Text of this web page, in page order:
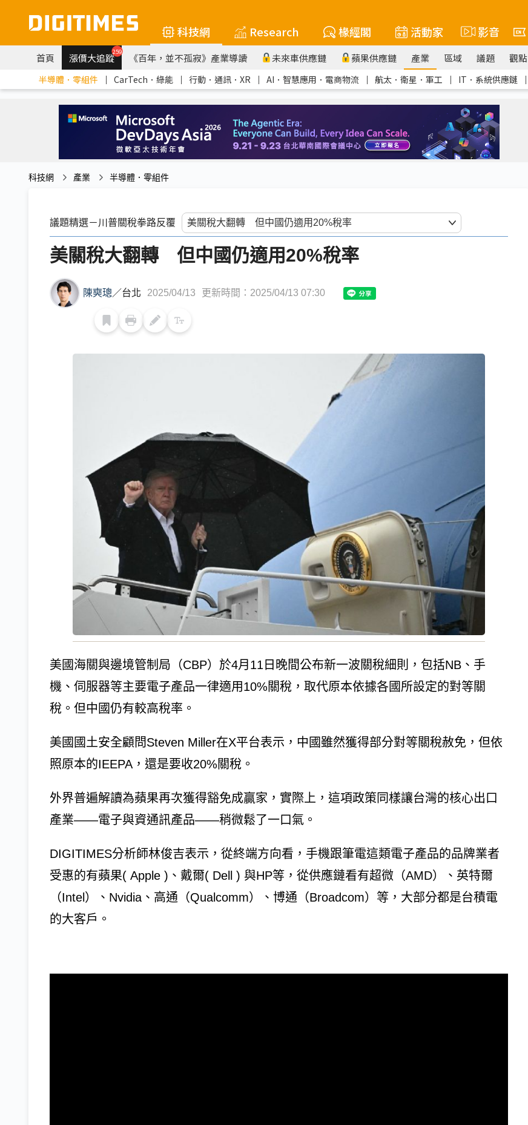
科技網 Research 椽經閣 活動家 影音
首頁 漲價大追蹤259 《百年，並不孤寂》產業導讀 未來車供應鏈 蘋果供應鏈 產業 區域 議題 觀點
半導體．零組件 ｜ CarTech．綠能 ｜ 行動．通訊．XR ｜ AI．智慧應用．電商物流 ｜ 航太．衛星．軍工 ｜ IT．系統供應鏈 ｜
科技網 產業 半導體．零組件
議題精選－川普關稅拳路反覆
美關稅大翻轉 但中國仍適用20%稅率
陳奭璁 ／台北 2025/04/13 更新時間：2025/04/13 07:30
美國海關與邊境管制局（CBP）於4月11日晚間公布新一波關稅細則，包括NB、手
機、伺服器等主要電子產品一律適用10%關稅，取代原本依據各國所設定的對等關
稅。但中國仍有較高稅率。
美國國土安全顧問Steven Miller在X平台表示，中國雖然獲得部分對等關稅赦免，但依
照原本的IEEPA，還是要收20%關稅。
外界普遍解讀為蘋果再次獲得豁免成贏家，實際上，這項政策同樣讓台灣的核心出口
產業——電子與資通訊產品——稍微鬆了一口氣。
DIGITIMES分析師林俊吉表示，從終端方向看，手機跟筆電這類電子產品的品牌業者
受惠的有蘋果( Apple )、戴爾( Dell ) 與HP等，從供應鏈看有超微（AMD）、英特爾
（Intel）、Nvidia、高通（Qualcomm）、博通（Broadcom）等，大部分都是台積電
的大客戶。